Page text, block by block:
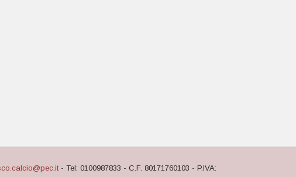
- Tel: 0100987833 - C.F. 80171760103 - P.IVA: